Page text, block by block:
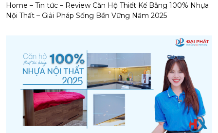
Home – Tin tức – Review Căn Hộ Thiết Kế Bằng 100% Nhựa
Nội Thất – Giải Pháp Sống Bền Vững Năm 2025